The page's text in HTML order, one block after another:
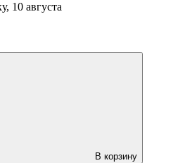
10 августа
В корзину